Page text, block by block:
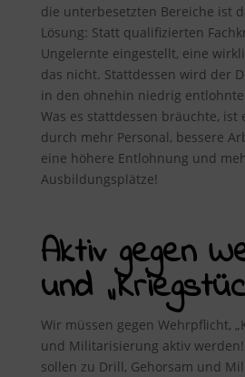
die unterbesetzten Bereiche ist
Lösung: Statt qualifizierten
Ungelernte eingestellt, eine
das nicht. Stattdessen wird der
in den ohnehin niedrig
Was es stattdessen bräuchte, ist
durch mehr Personal, bessere
eine höhere Entlohnung und
Ausbildungsplätze!
Aktiv gegen
und
Wir müssen gegen Wehrpflicht,
und Militarisierung aktiv
sollen zu Drill, Gehorsam und